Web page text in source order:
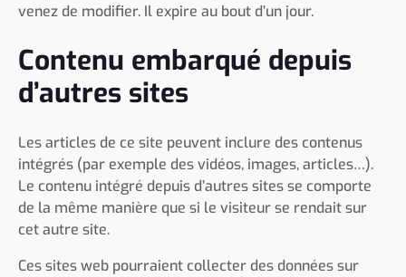
venez de modifier. Il expire au bout d’un jour.
Contenu embarqué depuis
d’autres sites
Les articles de ce site peuvent inclure des contenus
intégrés (par exemple des vidéos, images, articles…).
Le contenu intégré depuis d’autres sites se comporte
de la même manière que si le visiteur se rendait sur
cet autre site.
Ces sites web pourraient collecter des données sur